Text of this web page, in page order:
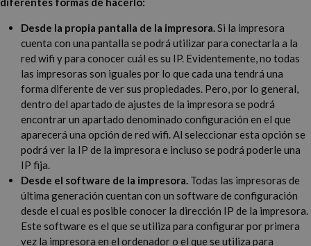
Desde la propia pantalla de la impresora.Si la impresora
cuenta con una pantalla se podrá utilizar para conectarla a la
red wifi y para conocer cuál es su IP. Evidentemente, no todas
las impresoras son iguales por lo que cada una tendrá una
forma diferente de ver sus propiedades. Pero, por lo general,
dentro del apartado de ajustes de la impresora se podrá
encontrar un apartado denominado configuración en el que
aparecerá una opción de red wifi. Al seleccionar esta opción se
podrá ver la IP de la impresora e incluso se podrá poderle una
IP fija.
Desde el software de la impresora. Todas las impresoras de
última generación cuentan con un software de configuración
desde el cual es posible conocer la dirección IP de la impresora.
Este software es el que se utiliza para configurar por primera
vez la impresora en el ordenador o el que se utiliza para